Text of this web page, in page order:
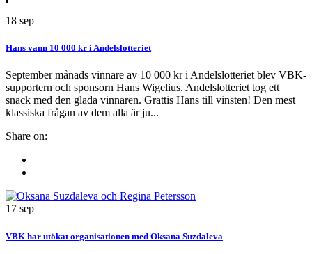
18 sep
Hans vann 10 000 kr i Andelslotteriet
September månads vinnare av 10 000 kr i Andelslotteriet blev VBK-
supportern och sponsorn Hans Wigelius. Andelslotteriet tog ett
snack med den glada vinnaren. Grattis Hans till vinsten! Den mest
klassiska frågan av dem alla är ju...
Share on:
17 sep
VBK har utökat organisationen med Oksana Suzdaleva